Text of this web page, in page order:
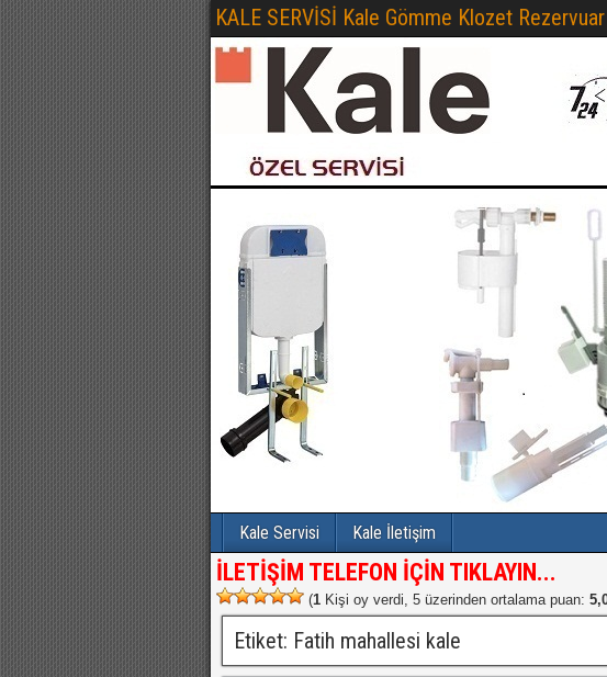
KALE SERVİSİ Kale Gömme Klozet
Kale Servisi Kale İletişim
İLETİŞİM TELEFON İÇİN TIKLAYIN...
(1 Kişi oy verdi, 5 üzerinden ortalama puan:
Etiket: Fatih mahallesi kale